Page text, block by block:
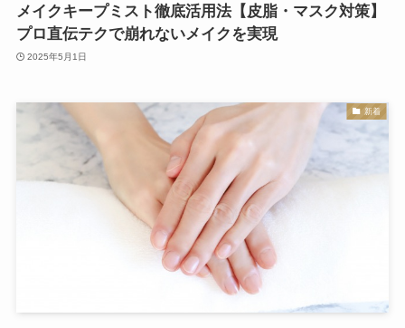
メイクキープミスト徹底活用法【皮脂・マスク対策】
プロ直伝テクで崩れないメイクを実現
2025年5月1日
新着